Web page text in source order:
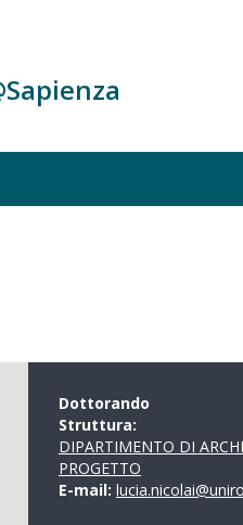
Dottorando
Struttura:
DIPARTIMENTO DI
PROGETTO
E-mail: